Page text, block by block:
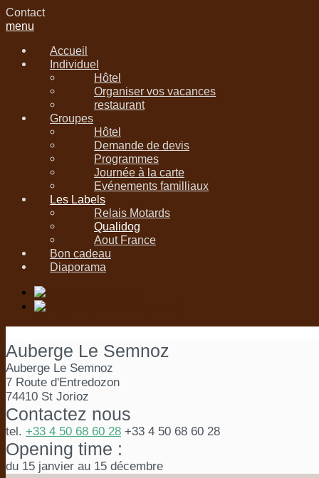
Contact
menu
Accueil
Individuel
Hôtel
Organiser vos vacances
restaurant
Groupes
Hôtel
Demande de devis
Programmes
Journée à la carte
Evénements familliaux
Les Labels
Relais Motards
Qualidog
Aout France
Bon cadeau
Diaporama
Auberge Le Semnoz
Auberge Le Semnoz
7 Route d'Entredozon
74410 St Jorioz
Contactez nous
tel. +33 4 50 68 60 28 +33 4 50 68 60 28
Opening time :
du 15 janvier au 15 décembre